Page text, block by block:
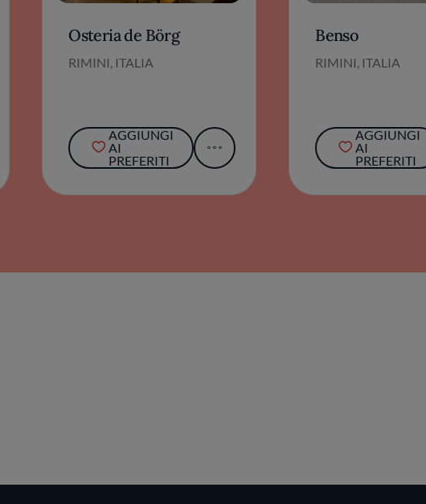
Osteria de Börg
RIMINI, ITALIA
AGGIUNGI
AI
PREFERITI
Benso
RIMINI, ITALIA
AGGIUNGI
AI
PREFERITI